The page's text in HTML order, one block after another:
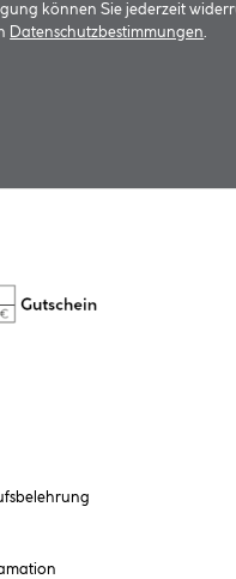
können Sie jederzeit
Datenschutzbestimmungen